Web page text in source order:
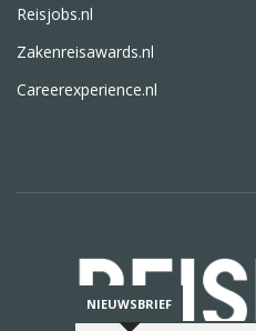
Reisjobs.nl
Zakenreisawards.nl
Careerexperience.nl
NIEUWSBRIEF